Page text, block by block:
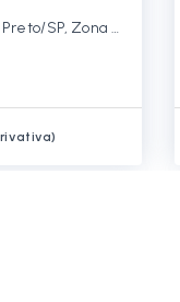
Parque dos Bandeirantes - Ribeirão Preto/SP, Zona Leste
)